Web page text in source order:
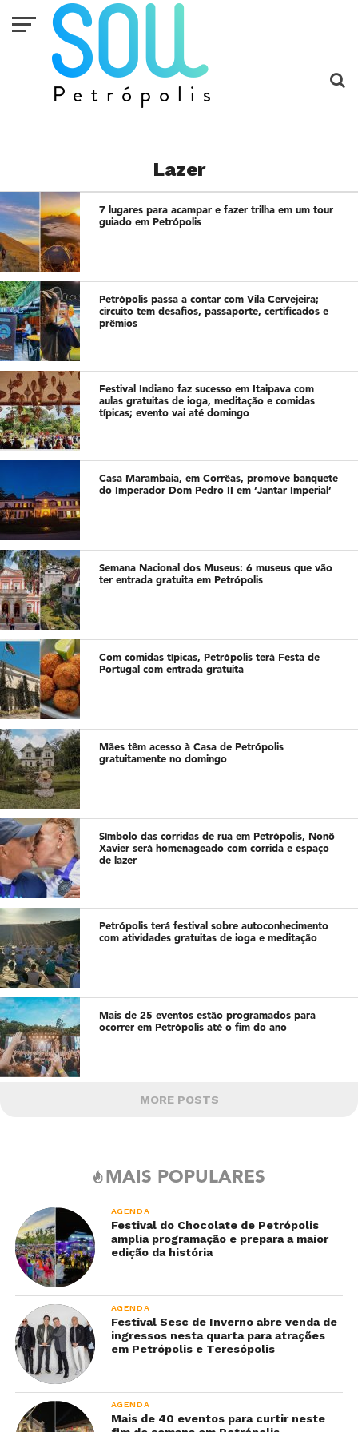
Lazer
7 lugares para acampar e fazer trilha em um tour
guiado em Petrópolis
Petrópolis passa a contar com Vila Cervejeira;
circuito tem desafios, passaporte, certificados e
prêmios
Festival Indiano faz sucesso em Itaipava com
aulas gratuitas de ioga, meditação e comidas
típicas; evento vai até domingo
Casa Marambaia, em Corrêas, promove banquete
do Imperador Dom Pedro II em ‘Jantar Imperial’
Semana Nacional dos Museus: 6 museus que vão
ter entrada gratuita em Petrópolis
Com comidas típicas, Petrópolis terá Festa de
Portugal com entrada gratuita
Mães têm acesso à Casa de Petrópolis
gratuitamente no domingo
Símbolo das corridas de rua em Petrópolis, Nonô
Xavier será homenageado com corrida e espaço
de lazer
Petrópolis terá festival sobre autoconhecimento
com atividades gratuitas de ioga e meditação
Mais de 25 eventos estão programados para
ocorrer em Petrópolis até o fim do ano
MORE POSTS
MAIS POPULARES
AGENDA
Festival do Chocolate de Petrópolis
amplia programação e prepara a maior
edição da história
AGENDA
Festival Sesc de Inverno abre venda de
ingressos nesta quarta para atrações
em Petrópolis e Teresópolis
AGENDA
Mais de 40 eventos para curtir neste